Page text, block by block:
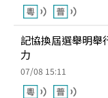
記協換屆選舉明舉
力
07/08 15:11